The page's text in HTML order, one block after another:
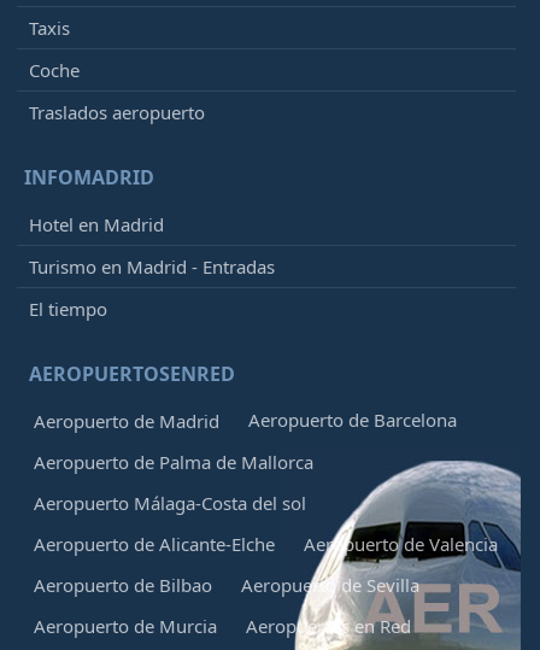
Taxis
Coche
Traslados aeropuerto
INFOMADRID
Hotel en Madrid
Turismo en Madrid - Entradas
El tiempo
AEROPUERTOSENRED
Aeropuerto de Madrid
Aeropuerto de Barcelona
Aeropuerto de Palma de Mallorca
Aeropuerto Málaga-Costa del sol
Aeropuerto de Alicante-Elche
Aeropuerto de Valencia
Aeropuerto de Bilbao
Aeropuerto de Sevilla
Aeropuerto de Murcia
Aeropuertos en Red